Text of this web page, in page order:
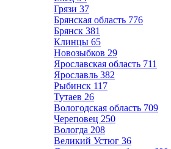
Грязи 37
Брянская область 776
Брянск 381
Клинцы 65
Новозыбков 29
Ярославская область 711
Ярославль 382
Рыбинск 117
Тутаев 26
Вологодская область 709
Череповец 250
Вологда 208
Великий Устюг 36